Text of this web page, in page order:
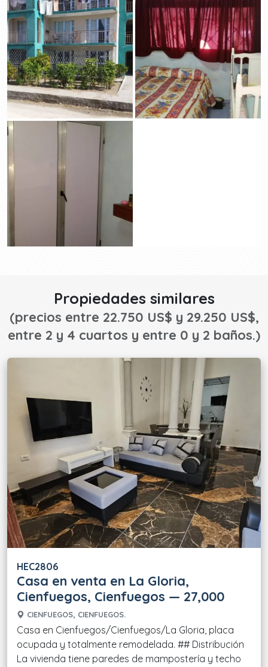
Propiedades similares
(precios entre 22.750 US$ y 29.250 US$,
entre 2 y 4 cuartos y entre 0 y 2 baños.)
HEC2806
Casa en venta en La Gloria,
Cienfuegos, Cienfuegos — 27,000
CIENFUEGOS, CIENFUEGOS.
Casa en Cienfuegos/Cienfuegos/La Gloria, placa
ocupada y totalmente remodelada. ## Distribución
La vivienda tiene paredes de mampostería y techo